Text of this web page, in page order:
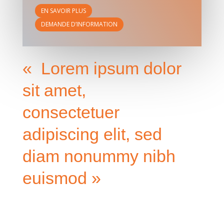
EN SAVOIR PLUS
DEMANDE D’INFORMATION
« Lorem ipsum dolor
sit amet,
consectetuer
adipiscing elit, sed
diam nonummy nibh
euismod »